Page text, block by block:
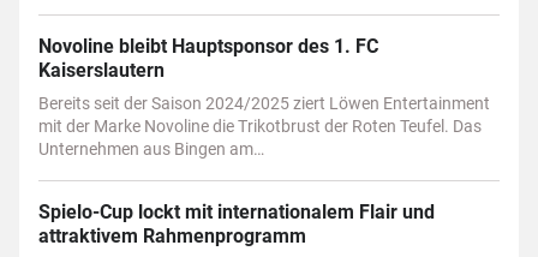
Novoline bleibt Hauptsponsor des 1. FC
Kaiserslautern
Bereits seit der Saison 2024/2025 ziert Löwen Entertainment
mit der Marke Novoline die Trikotbrust der Roten Teufel. Das
Unternehmen aus Bingen am…
Spielo-Cup lockt mit internationalem Flair und
attraktivem Rahmenprogramm